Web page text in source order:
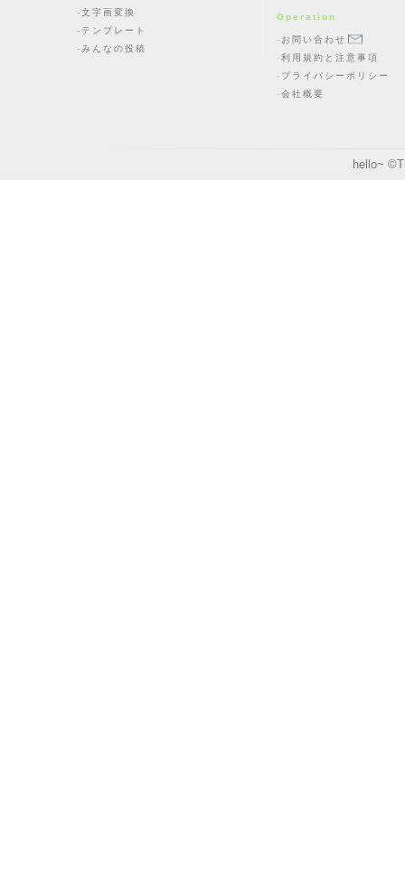
文字画変換
テンプレート
みんなの投稿
Operation
お問い合わせ
利用規約と注意事項
プライバシーポリシー
会社概要
hello~ ©